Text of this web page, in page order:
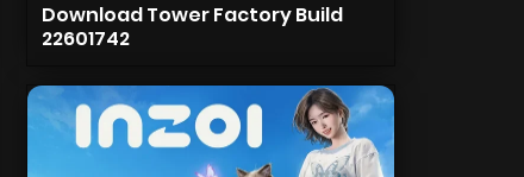
Download Tower Factory Build
22601742